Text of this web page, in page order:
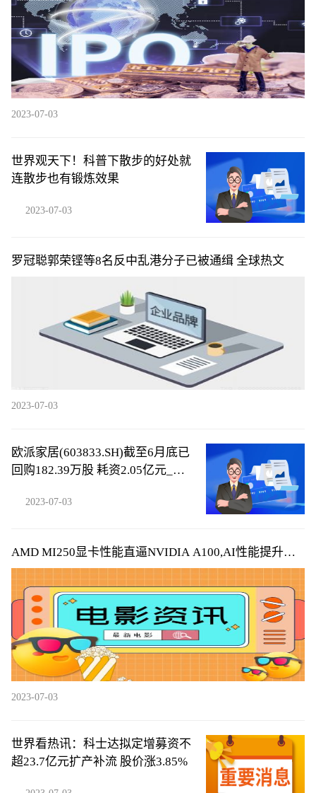
2023-07-03
世界观天下！科普下散步的好处就
连散步也有锻炼效果
2023-07-03
罗冠聪郭荣铿等8名反中乱港分子已被通缉 全球热文
2023-07-03
欧派家居(603833.SH)截至6月底已
回购182.39万股 耗资2.05亿元_全
2023-07-03
AMD MI250显卡性能直逼NVIDIA A100,AI性能提升巨
大_全球资讯
2023-07-03
世界看热讯：科士达拟定增募资不
超23.7亿元扩产补流 股价涨3.85%